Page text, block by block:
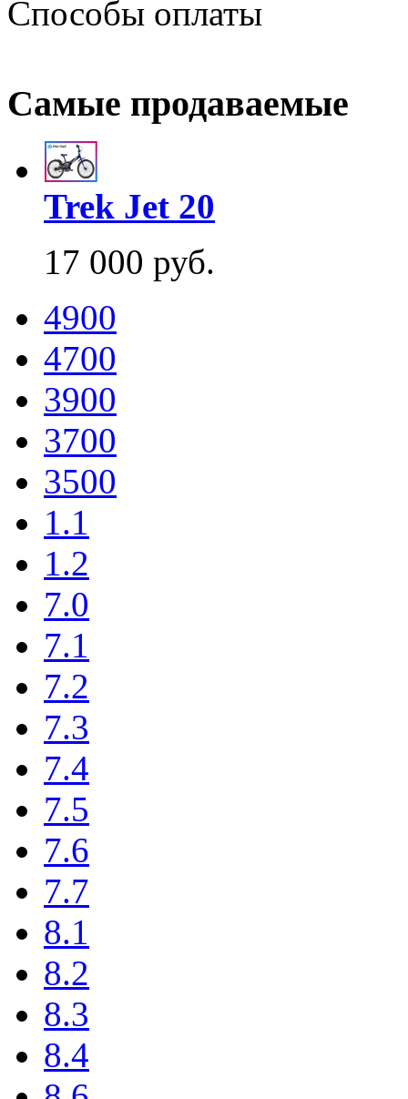
Способы оплаты
Самые продаваемые
Trek Jet 20
17 000 руб.
4900
4700
3900
3700
3500
1.1
1.2
7.0
7.1
7.2
7.3
7.4
7.5
7.6
7.7
8.1
8.2
8.3
8.4